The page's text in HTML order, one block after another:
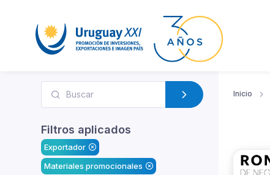
Filtros aplicados
Exportador
Materiales promocionales
Inicio